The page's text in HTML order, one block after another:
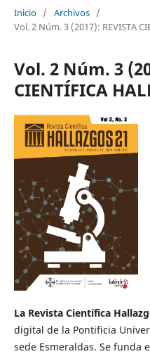
Inicio / Archivos /
Vol. 2 Núm. 3 (2017): REVISTA
Vol. 2 Núm. 3
CIENTÍFICA
La Revista Científica
digital de la Pontificia
sede Esmeraldas. Se funda